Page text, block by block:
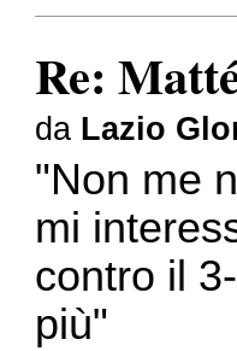
Re:
da Lazio
"Non me
mi
contro il
più"